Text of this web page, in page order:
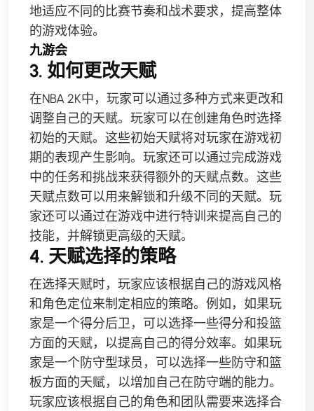
地适应不同的比赛节奏和战术要求，提高整体
的游戏体验。
九游会
3. 如何更改天赋
在NBA 2K中，玩家可以通过多种方式来更改和
调整自己的天赋。玩家可以在创建角色时选择
初始的天赋。这些初始天赋将对玩家在游戏初
期的表现产生影响。玩家还可以通过完成游戏
中的任务和挑战来获得额外的天赋点数。这些
天赋点数可以用来解锁和升级不同的天赋。玩
家还可以通过在游戏中进行特训来提高自己的
技能，并解锁更高级的天赋。
4. 天赋选择的策略
在选择天赋时，玩家应该根据自己的游戏风格
和角色定位来制定相应的策略。例如，如果玩
家是一个得分后卫，可以选择一些得分和投篮
方面的天赋，以提高自己的得分效率。如果玩
家是一个防守型球员，可以选择一些防守和篮
板方面的天赋，以增加自己在防守端的能力。
玩家应该根据自己的角色和团队需要来选择合